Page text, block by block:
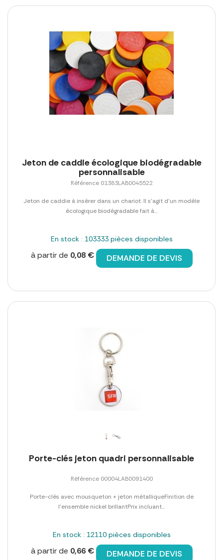
Jeton de caddie écologique biodégradable
personnalisable
Référence 01383LAB0045522
Jeton de caddie à insérer dans un chariot. Il s'agit d'un modèle
écologique biodégradable fait à...
En stock : 103333 pièces disponibles
à partir de 0,08 € DEMANDE DE DEVIS
Porte-clés jeton quadri personnalisable
Référence 00004LAB0091400
Porte-clés avec mousqueton + jeton métalliqueFinition de
l'ensemble nickel brillantPrix incluant...
En stock : 12110 pièces disponibles
à partir de 0,66 € DEMANDE DE DEVIS